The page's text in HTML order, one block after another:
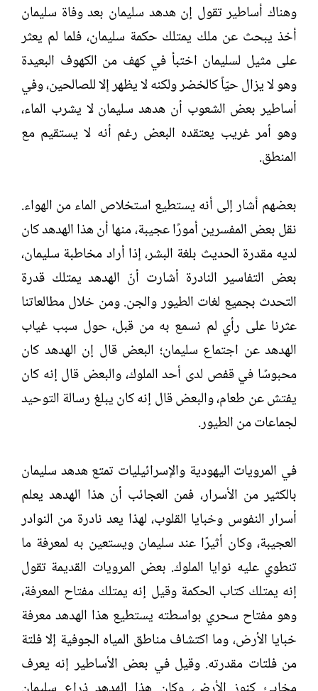
وهناك أساطير تقول إن هدهد سليمان بعد وفاة سليمان
أخذ يبحث عن ملك يمتلك حكمة سليمان، فلما لم يعثر
على مثيل لسليمان اختبأ في كهف من الكهوف البعيدة
وهو لا يزال حيّاً كالخضر ولكنه لا يظهر إلا للصالحين، وفي
أساطير بعض الشعوب أن هدهد سليمان لا يشرب الماء،
وهو أمر غريب يعتقده البعض رغم أنه لا يستقيم مع
المنطق.
بعضهم أشار إلى أنه يستطيع استخلاص الماء من الهواء.
نقل بعض المفسرين أمورًا عجيبة، منها أن هذا الهدهد كان
لديه مقدرة الحديث بلغة البشر، إذا أراد مخاطبة سليمان،
بعض التفاسير النادرة أشارت أنّ الهدهد يمتلك قدرة
التحدث بجميع لغات الطيور والجن. ومن خلال مطالعاتنا
عثرنا على رأي لم نسمع به من قبل، حول سبب غياب
الهدهد عن اجتماع سليمان؛ البعض قال إن الهدهد كان
محبوسًا في قفص لدى أحد الملوك، والبعض قال إنه كان
يفتش عن طعام، والبعض قال إنه كان يبلغ رسالة التوحيد
لجماعات من الطيور.
في المرويات اليهودية والإسرائيليات تمتع هدهد سليمان
بالكثير من الأسرار، فمن العجائب أن هذا الهدهد يعلم
أسرار النفوس وخبايا القلوب، لهذا يعد نادرة من النوادر
العجيبة، وكان أثيرًا عند سليمان ويستعين به لمعرفة ما
تنطوي عليه نوايا الملوك. بعض المرويات القديمة تقول
إنه يمتلك كتاب الحكمة وقيل إنه يمتلك مفتاح المعرفة،
وهو مفتاح سحري بواسطته يستطيع هذا الهدهد معرفة
خبايا الأرض، وما اكتشاف مناطق المياه الجوفية إلا فلتة
من فلتات مقدرته. وقيل في بعض الأساطير إنه يعرف